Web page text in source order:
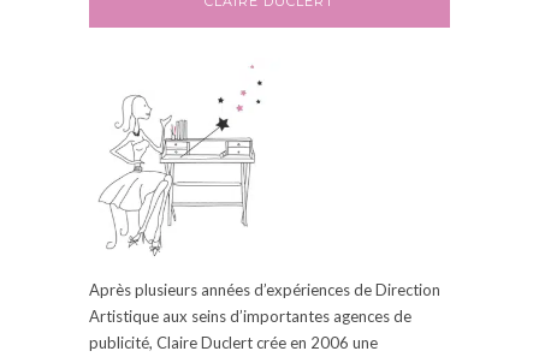
Après plusieurs années d’expériences de Direction
Artistique aux seins d’importantes agences de
publicité, ClaireDuclertcrée en 2006 une